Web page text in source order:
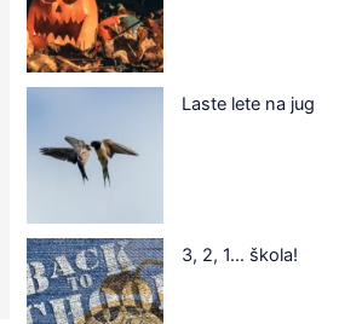
Laste lete na jug
3, 2, 1… škola!